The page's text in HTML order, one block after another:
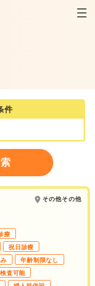
件
その他その他
療
祝日診療
年齢制限なし
査可能